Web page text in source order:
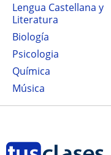
Lengua Castellana y
Literatura
Biología
Psicologia
Química
Música